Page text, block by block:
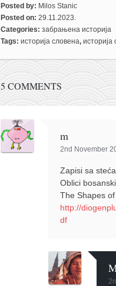
Posted by: Milos Stanic
Posted on: 29.11.2023.
Categories: забрањена историја
Tags: историја словена, историја
5 COMMENTS
m
2nd November
Zapisi sa
Oblici
The Shapes
http://
df